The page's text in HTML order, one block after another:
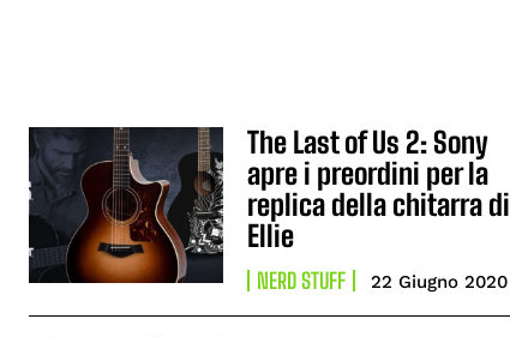
The Last of Us 2: Sony
apre i preordini per la
replica della chitarra di
Ellie
NERD STUFF 22 Giugno 2020